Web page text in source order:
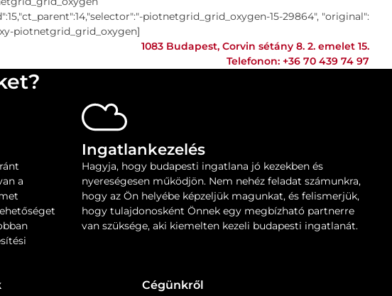
piotnetgrid_grid_oxygen-15-29864", "original":
piotnetgrid_grid_oxygen]
1083 Budapest, Corvin sétány 8. 2. emelet 15.
Telefonon: +36 70 439 74 97
a
Ingatlankezelés
Hagyja, hogy budapesti ingatlana jó kezekben és
nyereségesen működjön. Nem nehéz feladat számunkra,
hogy az Ön helyébe képzeljük magunkat, és felismerjük,
hogy tulajdonosként Önnek egy megbízható partnerre
van szüksége, aki kiemelten kezeli budapesti ingatlanát.
Cégünkről